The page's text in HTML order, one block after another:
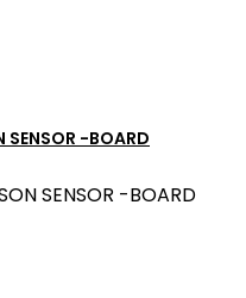
SENSOR -BOARD
SENSOR -BOARD